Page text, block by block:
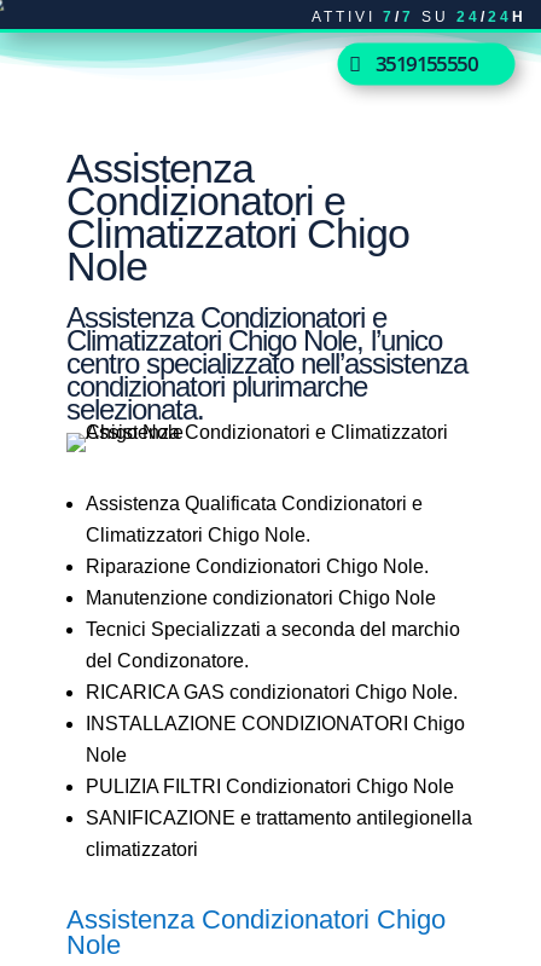
ATTIVI 7 /7 SU 24 /24 H
3519155550
Assistenza
Condizionatori e
Climatizzatori Chigo
Nole
Assistenza Condizionatori e
Climatizzatori Chigo Nole, l’unico
centro specializzato nell’assistenza
condizionatori plurimarche
selezionata.
Assistenza Qualificata Condizionatori e
Climatizzatori Chigo Nole.
Riparazione Condizionatori Chigo Nole.
Manutenzione condizionatori Chigo Nole
Tecnici Specializzati a seconda del marchio
del Condizonatore.
RICARICA GAS condizionatori Chigo Nole.
INSTALLAZIONE CONDIZIONATORI Chigo
Nole
PULIZIA FILTRI Condizionatori Chigo Nole
SANIFICAZIONE e trattamento antilegionella
climatizzatori
Assistenza Condizionatori Chigo
Nole